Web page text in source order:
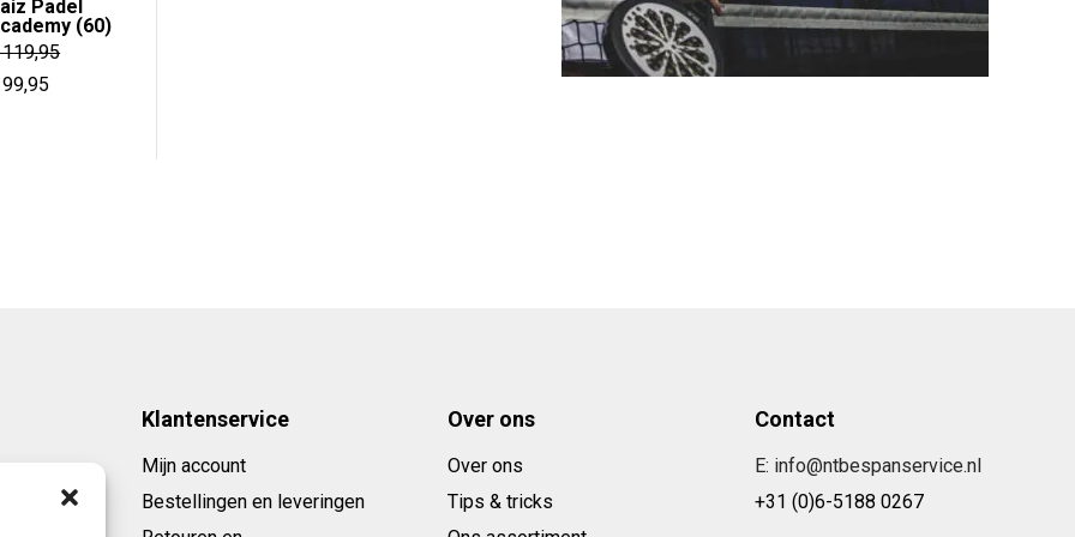
was:
€ 26,95.
Padel
(60)
99,95
Klantenservice
Mijn account
Bestellingen en leveringen
Over ons
Over ons
Tips & tricks
Contact
E: info@ntbespanservice.nl
+31 (0)6-5188 0267